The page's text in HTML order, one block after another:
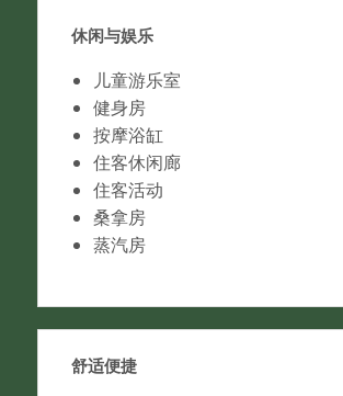
休闲与娱乐
儿童游乐室
健身房
按摩浴缸
住客休闲廊
住客活动
桑拿房
蒸汽房
舒适便捷